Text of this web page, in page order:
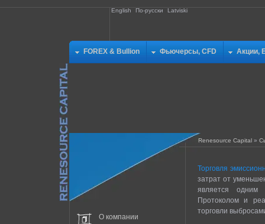
English По-русски Latviski
FOREX & Bullion Фьючерсы, CFD Акции,
Renesource Capital »
Торговля
затрат от
является одним
Протоколом и
торговли
О компании